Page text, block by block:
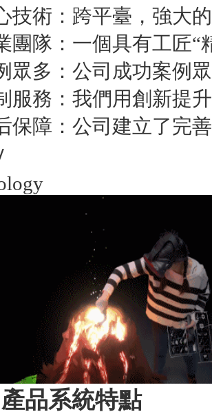
技術：跨平臺，強大
團隊：一個具有工匠“
眾多：公司成功案例
服務：我們用創新提
保障：公司建立了完
品系統特點